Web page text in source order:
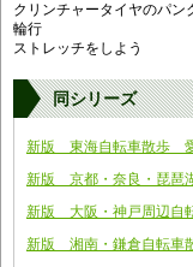
クリンチャータイヤのパン
輪行
ストレッチをしよう
同シリーズ
新版 東海自転車散歩
新版 京都・奈良・琵琶
新版 大阪・神戸周辺自
新版 湘南・鎌倉自転車